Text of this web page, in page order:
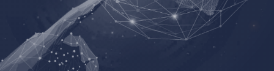
разработка